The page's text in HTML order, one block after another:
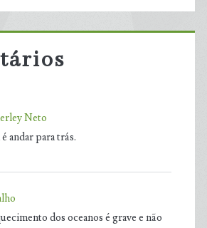
Neto
andar para trás.
dos oceanos é grave e não